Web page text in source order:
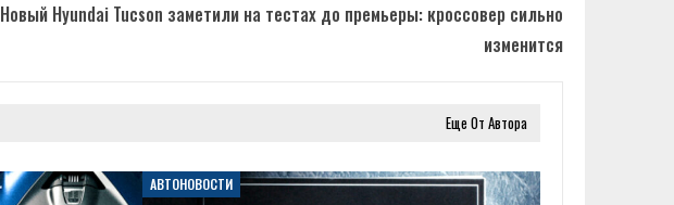
Новый Hyundai Tucson заметили на тестах до премьеры: кроссовер сильно
изменится
Еще От Автора
АВТОНОВОСТИ